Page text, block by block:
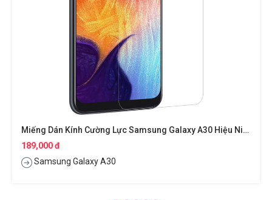
Miếng Dán Kính Cường Lực Samsung Galaxy A30 Hiệu Nillkin Amazing H+ Pro
189,000 đ
Samsung Galaxy A30